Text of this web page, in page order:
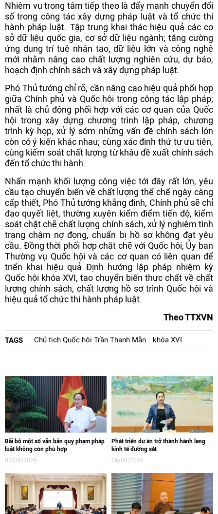
Nhiệm vụ trọng tâm tiếp theo là đẩy mạnh chuyển đổi
số trong công tác xây dựng pháp luật và tổ chức thi
hành pháp luật. Tập trung khai thác hiệu quả các cơ
sở dữ liệu quốc gia, cơ sở dữ liệu ngành; tăng cường
ứng dụng trí tuệ nhân tạo, dữ liệu lớn và công nghệ
mới nhằm nâng cao chất lượng nghiên cứu, dự báo,
hoạch định chính sách và xây dựng pháp luật.
Phó Thủ tướng chỉ rõ, cần nâng cao hiệu quả phối hợp
giữa Chính phủ và Quốc hội trong công tác lập pháp;
nhất là chủ động phối hợp với các cơ quan của Quốc
hội trong xây dựng chương trình lập pháp, chương
trình kỳ họp; xử lý sớm những vấn đề chính sách lớn
còn có ý kiến khác nhau; cùng xác định thứ tự ưu tiên,
cùng kiểm soát chất lượng từ khâu đề xuất chính sách
đến tổ chức thi hành.
Nhấn mạnh khối lượng công việc tới đây rất lớn, yêu
cầu tạo chuyển biến về chất lượng thể chế ngày càng
cấp thiết, Phó Thủ tướng khẳng định, Chính phủ sẽ chỉ
đạo quyết liệt, thường xuyên kiểm điểm tiến độ, kiểm
soát chặt chẽ chất lượng chính sách, xử lý nghiêm tình
trạng chậm nợ đọng, chuẩn bị hồ sơ không đạt yêu
cầu. Đồng thời phối hợp chặt chẽ với Quốc hội, Ủy ban
Thường vụ Quốc hội và các cơ quan có liên quan để
triển khai hiệu quả Định hướng lập pháp nhiệm kỳ
Quốc hội khóa XVI, tạo chuyển biến thực chất về chất
lượng chính sách, chất lượng hồ sơ trình Quốc hội và
hiệu quả tổ chức thi hành pháp luật.
Theo TTXVN
TAGS Chủ tịch Quốc hội Trần Thanh Mẫn khóa XVI
Bãi bỏ một số văn bản quy phạm pháp
luật không còn phù hợp
07/08/2026
Phát triển dự án trở thành hành lang
kinh tế đường sắt
06/08/2026